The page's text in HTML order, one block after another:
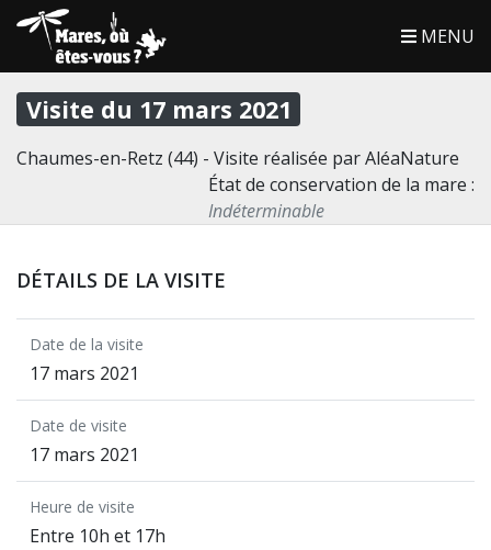
MENU
Visite du 17 mars 2021
Chaumes-en-Retz (44) - Visite réalisée par AléaNature
État de conservation de la mare :
Indéterminable
DÉTAILS DE LA VISITE
Date de la visite
17 mars 2021
Date de visite
17 mars 2021
Heure de visite
Entre 10h et 17h